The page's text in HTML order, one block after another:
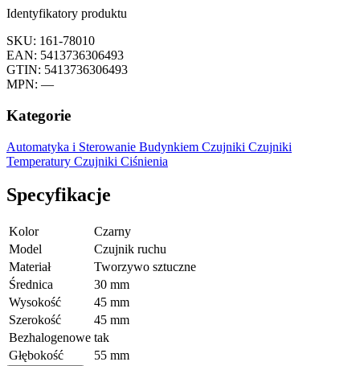
Identyfikatory produktu
SKU: 161-78010
EAN: 5413736306493
GTIN: 5413736306493
MPN: —
Kategorie
Automatyka i Sterowanie Budynkiem Czujniki Czujniki
Temperatury Czujniki Ciśnienia
Specyfikacje
Kolor
Czarny
Model
Czujnik ruchu
Materiał
Tworzywo sztuczne
Średnica
30 mm
Wysokość
45 mm
Szerokość
45 mm
Bezhalogenowe tak
Głębokość
55 mm